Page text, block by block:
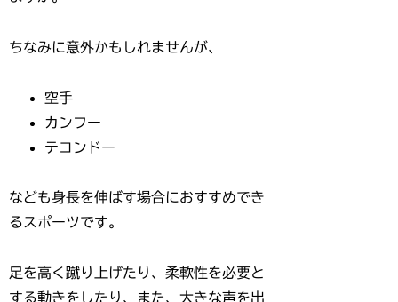
ちなみに意外かもしれませんが、
空手
カンフー
テコンドー
なども身長を伸ばす場合におすすめでき
るスポーツです。
足を高く蹴り上げたり、柔軟性を必要と
する動きをしたり、また、大きな声を出